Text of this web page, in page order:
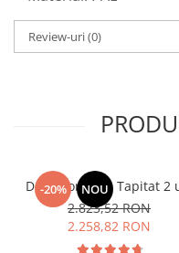
Review-uri(0)
-20% NOU
Dormitor
2.823,52 RON
2.258,82 RON